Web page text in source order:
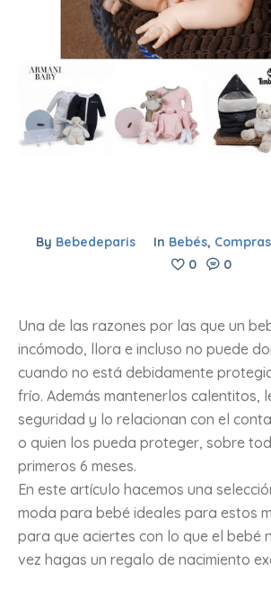
By Bebedeparis In Bebés,
0
0
Una de las razones por las que un
incómodo, llora e incluso no puede
cuando no está debidamente
frío. Además mantenerlos calentitos,
seguridad y lo relacionan con el
o quien los pueda proteger, sobre
primeros 6 meses.
En este artículo hacemos una
moda para bebé ideales para estos
para que aciertes con lo que el bebé
vez hagas un regalo de nacimiento